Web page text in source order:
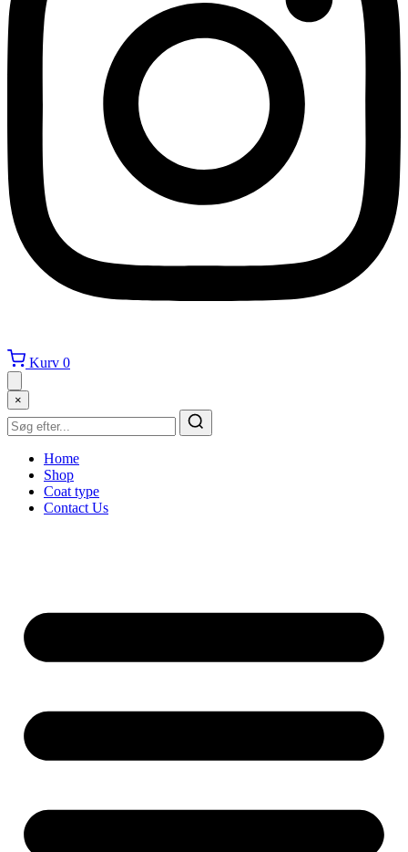
Kurv 0
×
Home
Shop
Coat type
Contact Us